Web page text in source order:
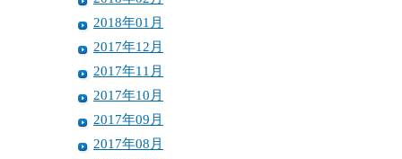
2018年01月
2017年12月
2017年11月
2017年10月
2017年09月
2017年08月